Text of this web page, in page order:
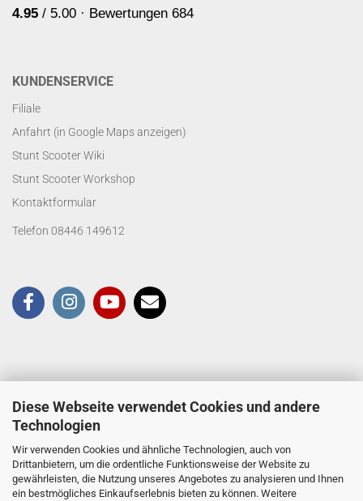
Diese Webseite verwendet Cookies und andere
Technologien
Wir verwenden Cookies und ähnliche Technologien, auch von
Drittanbietern, um die ordentliche Funktionsweise der Website zu
gewährleisten, die Nutzung unseres Angebotes zu analysieren und Ihnen
ein bestmögliches Einkaufserlebnis bieten zu können. Weitere
KUNDENSERVICE
Filiale
Anfahrt (in Google Maps anzeigen)
Stunt Scooter Wiki
Stunt Scooter Workshop
Kontaktformular
Telefon 08446 149612